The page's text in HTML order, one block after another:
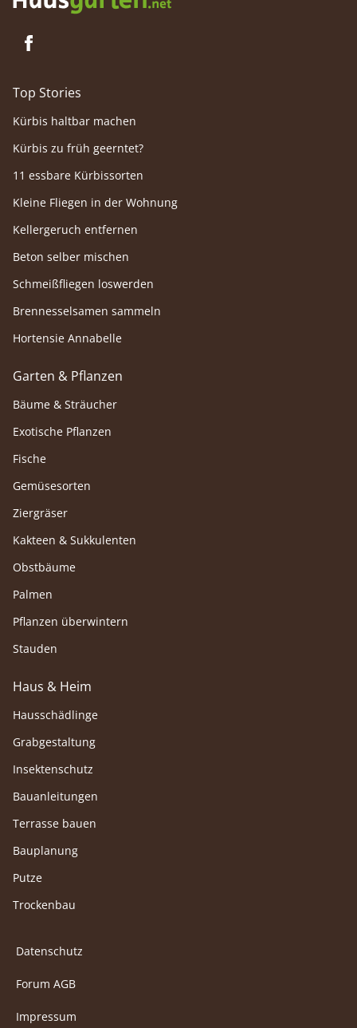
Top Stories
Kürbis haltbar machen
Kürbis zu früh geerntet?
11 essbare Kürbissorten
Kleine Fliegen in der Wohnung
Kellergeruch entfernen
Beton selber mischen
Schmeißfliegen loswerden
Brennesselsamen sammeln
Hortensie Annabelle
Garten & Pflanzen
Bäume & Sträucher
Exotische Pflanzen
Fische
Gemüsesorten
Ziergräser
Kakteen & Sukkulenten
Obstbäume
Palmen
Pflanzen überwintern
Stauden
Haus & Heim
Hausschädlinge
Grabgestaltung
Insektenschutz
Bauanleitungen
Terrasse bauen
Bauplanung
Putze
Trockenbau
Datenschutz
Forum AGB
Impressum